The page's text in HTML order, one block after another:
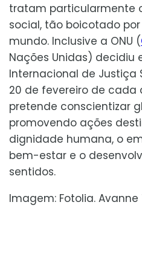
tratam particularmente
social, tão boicotado
mundo. Inclusive a ONU (
Nações Unidas) decidiu
Internacional de Justiça
20 de fevereiro de cada
pretende conscientizar
promovendo ações
dignidade humana, o
bem-estar e o
sentidos.
Imagem: Fotolia. Avanne